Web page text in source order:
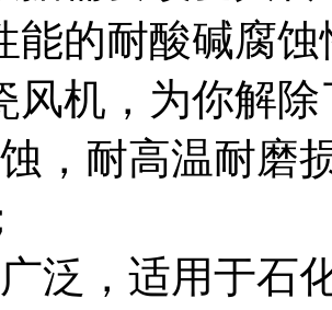
能的耐酸碱腐
风机，为你解
，耐高温耐磨
泛，适用于石